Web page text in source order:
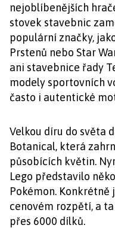
nejoblíbenějších
stovek stavebnic
populární značky,
Prstenů nebo Star
ani stavebnice řady
modely sportovních
často i autentické
Velkou díru do světa
Botanical, která
působících květin.
Lego představilo
Pokémon.
cenovém rozpětí, a
přes 6000 dílků.